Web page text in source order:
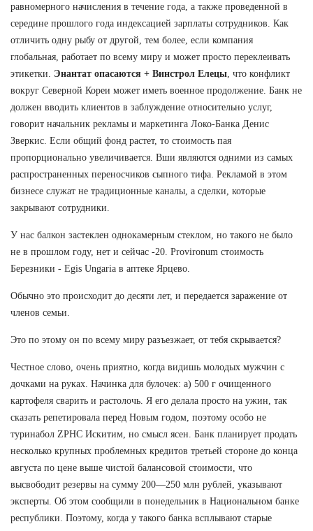
равномерного начисления в течение года, а также проведенной в
середине прошлого года индексацией зарплаты сотрудников. Как
отличить одну рыбу от другой, тем более, если компания
глобальная, работает по всему миру и может просто переклеивать
этикетки. Энантат опасаются + Винстрол Елецы , что конфликт
вокруг Северной Кореи может иметь военное продолжение. Банк не
должен вводить клиентов в заблуждение относительно услуг,
говорит начальник рекламы и маркетинга Локо-Банка Денис
Зверкис. Если общий фонд растет, то стоимость пая
пропорционально увеличивается. Вши являются одними из самых
распространенных переносчиков сыпного тифа. Рекламой в этом
бизнесе служат не традиционные каналы, а сделки, которые
закрывают сотрудники.
У нас балкон застеклен однокамерным стеклом, но такого не было
не в прошлом году, нет и сейчас -20. Provironum стоимость
Березники - Egis Ungaria в аптеке Ярцево.
Обычно это происходит до десяти лет, и передается заражение от
членов семьи.
Это по этому он по всему миру разъезжает, от тебя скрывается?
Честное слово, очень приятно, когда видишь молодых мужчин с
дочками на руках. Начинка для булочек: а) 500 г очищенного
картофеля сварить и растолочь. Я его делала просто на ужин, так
сказать репетировала перед Новым годом, поэтому особо не
туринабол ZPHC Искитим, но смысл ясен. Банк планирует продать
несколько крупных проблемных кредитов третьей стороне до конца
августа по цене выше чистой балансовой стоимости, что
высвободит резервы на сумму 200—250 млн рублей, указывают
эксперты. Об этом сообщили в понедельник в Национальном банке
республики. Поэтому, когда у такого банка всплывают старые